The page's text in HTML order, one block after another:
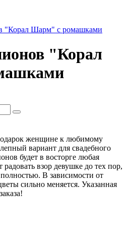
"Корал
женщине к любимому
вариант для свадебного
будет в восторге любая
взор девушке до тех пор,
В зависимости от
сильно меняется. Указанная